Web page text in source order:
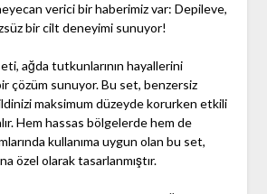
verici bir haberimiz var: Depileve,
bir cilt deneyimi sunuyor!
ağda tutkunlarının hayallerini
çözüm sunuyor. Bu set, benzersiz
maksimum düzeyde korurken etkili
Hem hassas bölgelerde hem de
kullanıma uygun olan bu set,
özel olarak tasarlanmıştır.